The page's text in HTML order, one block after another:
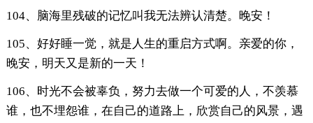
104、脑海里残破的记忆叫我无法辨认清楚。晚安！
105、好好睡一觉，就是人生的重启方式啊。亲爱的你，
晚安，明天又是新的一天！
106、时光不会被辜负，努力去做一个可爱的人，不羡慕
谁，也不埋怨谁，在自己的道路上，欣赏自己的风景，遇